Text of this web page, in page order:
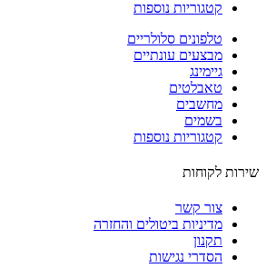
קטגוריות נוספות
טלפונים סלולריים
מבצעים עונתיים
גיימינג
טאבלטים
מחשבים
בשמים
קטגוריות נוספות
לקוחות
צור קשר
מדיניות ביטולים והחזרה
תקנון
הסדרי נגישות